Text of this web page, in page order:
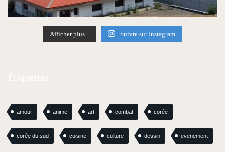
Afficher plus... Suivre sur Instagram
amour anime art combat corée
corée du sud cuisine culture dessin evenement